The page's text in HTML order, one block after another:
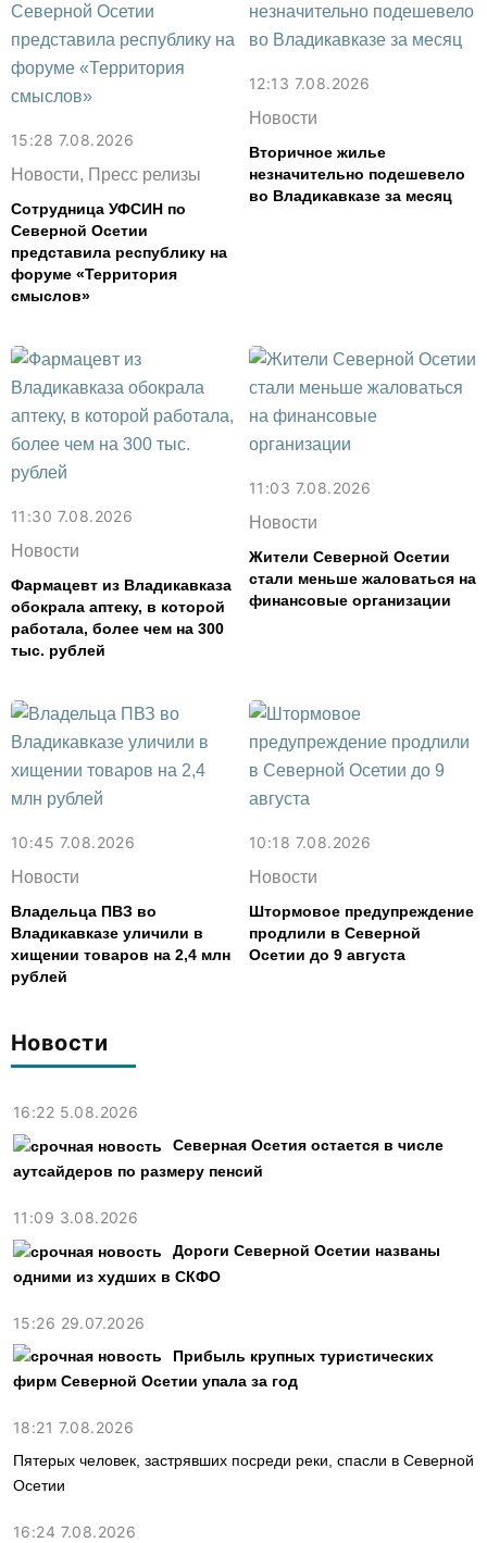
Новости
16:22 5.08.2026
Северная Осетия остается в числе
аутсайдеров по размеру пенсий
11:09 3.08.2026
Дороги Северной Осетии названы
одними из худших в СКФО
15:26 29.07.2026
Прибыль крупных туристических
фирм Северной Осетии упала за год
18:21 7.08.2026
Пятерых человек, застрявших посреди реки, спасли в Северной
Осетии
16:24 7.08.2026
15:28 7.08.2026
Новости, Пресс релизы
Сотрудница УФСИН по
Северной Осетии
представила республику на
форуме «Территория
смыслов»
12:13 7.08.2026
Новости
Вторичное жилье
незначительно подешевело
во Владикавказе за месяц
11:30 7.08.2026
Новости
Фармацевт из Владикавказа
обокрала аптеку, в которой
работала, более чем на 300
тыс. рублей
11:03 7.08.2026
Новости
Жители Северной Осетии
стали меньше жаловаться на
финансовые организации
10:45 7.08.2026
Новости
Владельца ПВЗ во
Владикавказе уличили в
хищении товаров на 2,4 млн
рублей
10:18 7.08.2026
Новости
Штормовое предупреждение
продлили в Северной
Осетии до 9 августа